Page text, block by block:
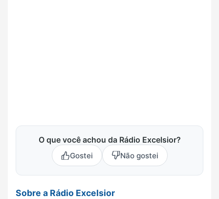
O que você achou da Rádio Excelsior?
Gostei Não gostei
Sobre a Rádio Excelsior